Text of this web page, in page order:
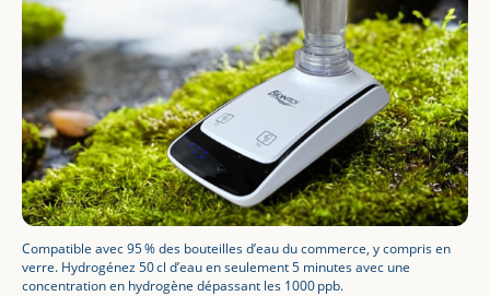
Compatible avec 95 % des bouteilles d’eau du commerce, y compris en
verre. Hydrogénez 50 cl d’eau en seulement 5 minutes avec une
concentration en hydrogène dépassant les 1000 ppb.